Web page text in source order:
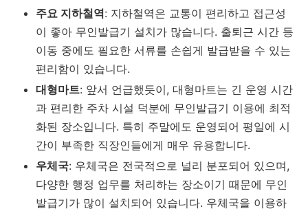
주요 지하철역: 지하철역은 교통이 편리하고 접근성
이 좋아 무인발급기 설치가 많습니다. 출퇴근 시간 등
이동 중에도 필요한 서류를 손쉽게 발급받을 수 있는
편리함이 있습니다.
대형마트: 앞서 언급했듯이, 대형마트는 긴 운영 시간
과 편리한 주차 시설 덕분에 무인발급기 이용에 최적
화된 장소입니다. 특히 주말에도 운영되어 평일에 시
간이 부족한 직장인들에게 매우 유용합니다.
우체국: 우체국은 전국적으로 널리 분포되어 있으며,
다양한 행정 업무를 처리하는 장소이기 때문에 무인
발급기가 많이 설치되어 있습니다. 우체국을 이용하